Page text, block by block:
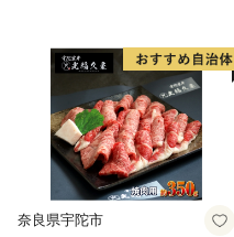
奈良県宇陀市